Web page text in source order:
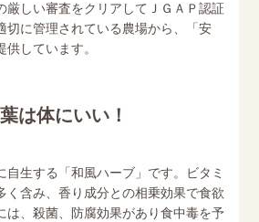
厳しい審査をクリアしてＪＧＡＰ認証
切に管理されている農場から、「安
しています。
は体にいい！
自生する「和風ハーブ」です。ビタミ
く含み、香り成分との相乗効果で食欲
は、殺菌、防腐効果があり食中毒を予